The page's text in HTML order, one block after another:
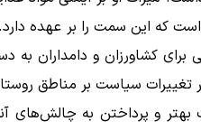
که این سمت را بر عهده
برای کشاورزان و دامداران به
تغییرات سیاست بر مناطق
بهتر و پرداختن به چالش‌های